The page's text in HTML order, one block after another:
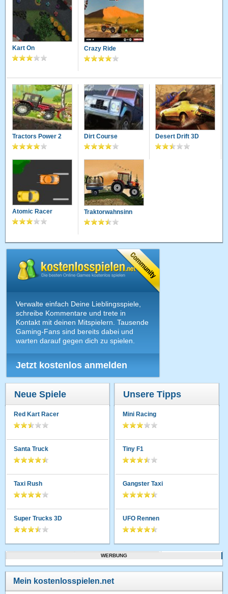
Kart On Crazy Ride
Tractors Power 2 Dirt Course Desert Drift 3D
Atomic Racer Traktorwahnsinn
Verwalte einfach Deine Lieblingsspiele,
schreibe Kommentare und trete in
Kontakt mit deinen Mitspielern. Tausende
Gaming-Fans sind bereits dabei und
warten darauf gegen dich zu spielen.
Jetzt kostenlos anmelden
Neue Spiele
Red Kart Racer
Santa Truck
Taxi Rush
Super Trucks 3D
Unsere Tipps
Mini Racing
Tiny F1
Gangster Taxi
UFO Rennen
WERBUNG
Mein kostenlosspielen.net